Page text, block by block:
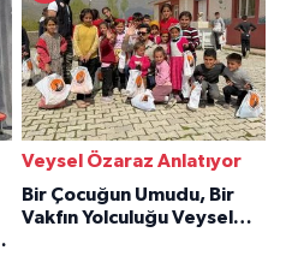
Veysel Özaraz Anlatıyor
Bir Çocuğun Umudu, Bir
Vakfın Yolculuğu Veysel